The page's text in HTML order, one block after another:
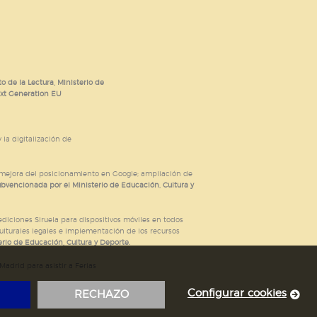
de la Lectura, Ministerio de
Generation EU
la digitalización de
del posicionamiento en Google; ampliación de
por el Ministerio de Educación, Cultura y
Siruela para dispositivos móviles en todos
legales e implementación de los recursos
de Educación, Cultura y Deporte.
RECHAZO Configurar cookies